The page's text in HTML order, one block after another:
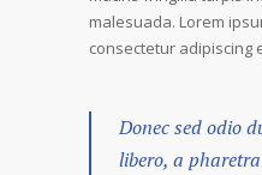
malesuada. Lorem
consectetur adipiscing
Donec sed odio
libero, a